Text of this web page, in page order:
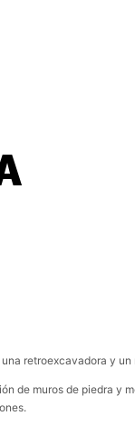
retroexcavadora y
de muros de piedra y